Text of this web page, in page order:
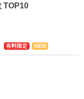
TOP10
有料限定 NEW